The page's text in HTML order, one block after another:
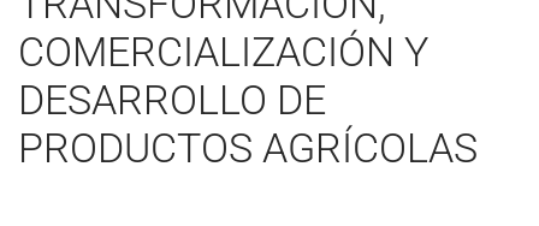
COMERCIALIZACIÓN Y
DESARROLLO DE
PRODUCTOS AGRÍCOLAS